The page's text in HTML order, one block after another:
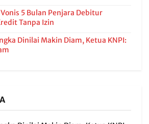
5 Bulan Penjara Debitur
Tanpa Izin
Dinilai Makin Diam, Ketua KNPI: